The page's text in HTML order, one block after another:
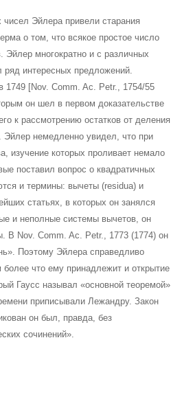
Эйлера привели старания
о том, что всякое простое число
Эйлер многократно и с различных
ряд интересных предложений.
1749 [Nov. Comm. Ac. Petr., 1754/55
он шел в первом доказательстве
к рассмотрению остатков от деления
Эйлер немедленно увидел, что при
изучение которых проливает немало
поставил вопрос о квадратичных
и термины: вычеты (residua) и
статьях, в которых он занялся
и неполные системы вычетов, он
В Nov. Comm. Ac. Petr., 1773 (1774) он
Поэтому Эйлера справедливо
что ему принадлежит и открытие
Гаусс называл «основной теоремой»
приписывали Лежандру. Закон
он был, правда, без
сочинений».